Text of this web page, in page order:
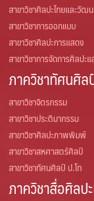
สาขาวิชาศิลปะไทยและวัฒ
สาขาวิชาการออกแบบ
สาขาวิชาศิลปะการแสดง
สาขาวิชาการจัดการศิลปะ
ภาควิชาทัศนศิล
สาขาวิชาจิตรกรรม
สาขาวิชาประติมากรรม
สาขาวิชาศิลปะภาพพิมพ์
สาขาวิชาสหศาสตร์ศิลป์
สาขาวิชาทัศนศิลป์ ป.โท
ภาควิชาสื่อศิลป